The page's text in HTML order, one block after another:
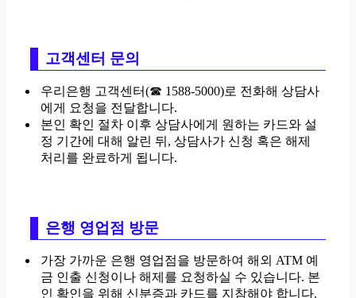
고객센터 문의
우리은행 고객센터(☎ 1588-5000)로 전화해 상담사
에게 요청을 전달합니다.
본인 확인 절차 이후 상담사에게 원하는 카드와 설
정 기간에 대해 알린 뒤, 상담사가 신청 혹은 해제
처리를 완료하게 됩니다.
은행 영업점 방문
가장 가까운 은행 영업점을 방문하여 해외 ATM 예
금 인출 신청이나 해제를 요청하실 수 있습니다. 본
인 확인을 위해 신분증과 카드를 지참해야 합니다.